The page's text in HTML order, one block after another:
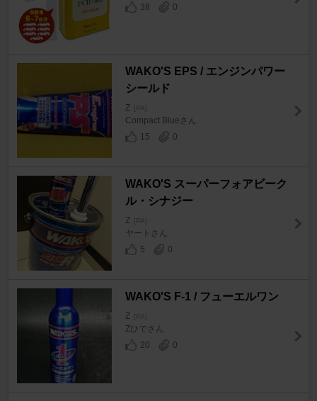
38
0
WAKO'S EPS / エンジンパワー
シールド
Z [PA]
Compact Blueさん
15
0
WAKO'S スーパーフォアビーク
ル・シナジー
Z [PA]
ヤートさん
5
0
WAKO'S F-1 / フューエルワン
Z [PA]
Zひでさん
20
0